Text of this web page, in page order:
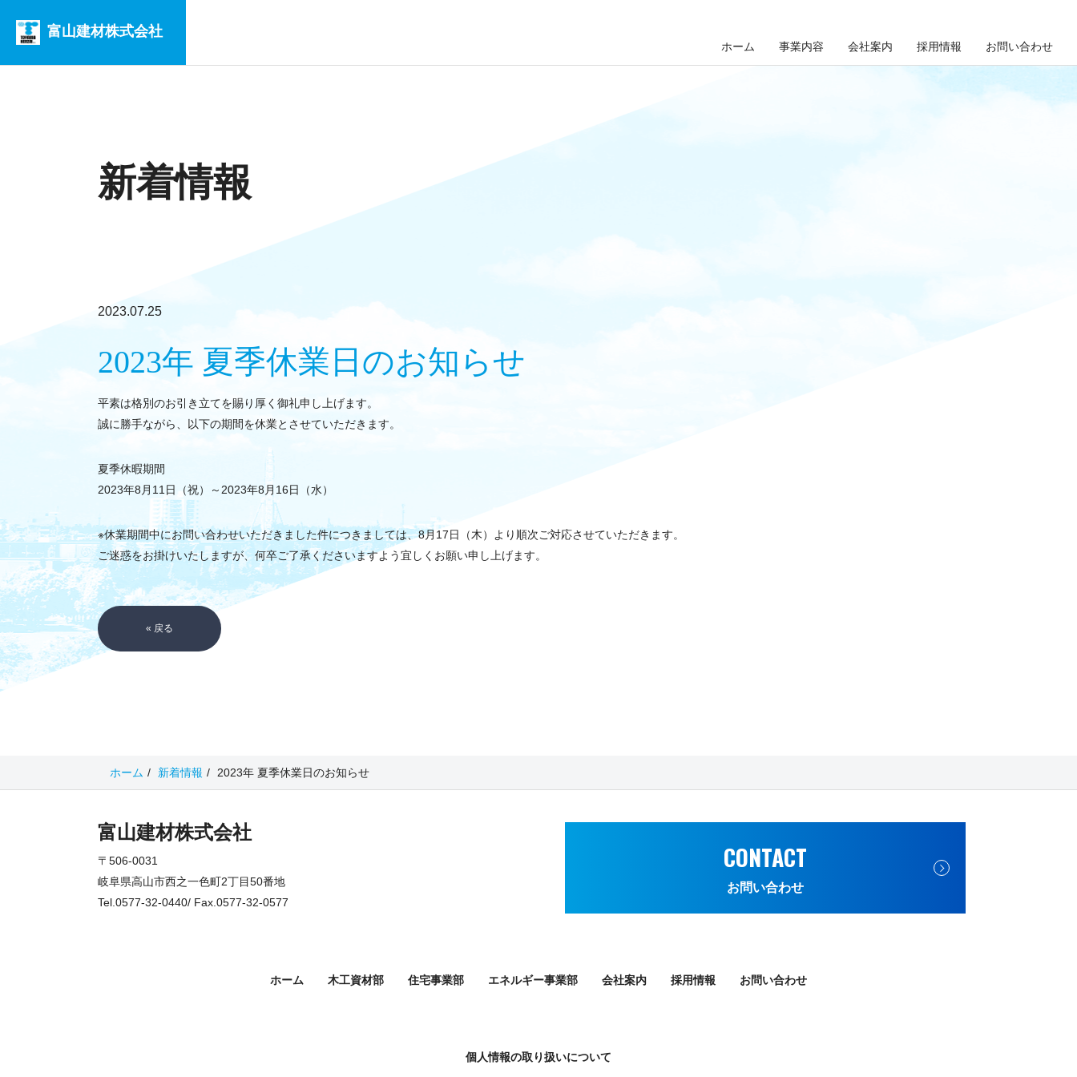
富山建材株式会社
ホーム 事業内容 会社案内 採用情報 お問い合わせ
新着情報
2023.07.25
2023年 夏季休業日のお知らせ
平素は格別のお引き立てを賜り厚く御礼申し上げます。
誠に勝手ながら、以下の期間を休業とさせていただきます。
夏季休暇期間
2023年8月11日（祝）～2023年8月16日（水）
※休業期間中にお問い合わせいただきました件につきましては、8月17日（木）より順次ご対応させていただきます。
ご迷惑をお掛けいたしますが、何卒ご了承くださいますよう宜しくお願い申し上げます。
« 戻る
ホーム 新着情報 2023年 夏季休業日のお知らせ
富山建材株式会社
〒506-0031
岐阜県高山市西之一色町2丁目50番地
Tel.0577-32-0440/ Fax.0577-32-0577
CONTACT
お問い合わせ
ホーム 木工資材部 住宅事業部 エネルギー事業部 会社案内 採用情報 お問い合わせ
個人情報の取り扱いについて